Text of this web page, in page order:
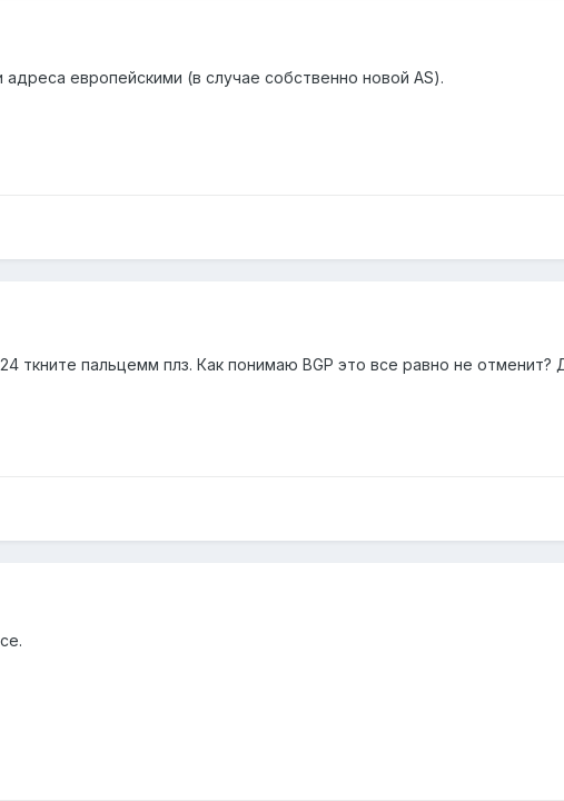
европейскими (в случае собственно новой AS).
ткните пальцемм плз. Как понимаю BGP это все равно не отменит?